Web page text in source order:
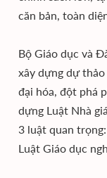
căn bản, toàn
Bộ Giáo dục và
xây dựng dự
đại hóa, đột phá
dựng Luật Nhà
3 luật quan
Luật Giáo dục